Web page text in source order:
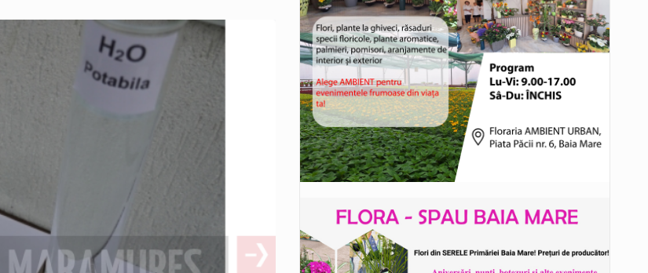
Liceul Ucrainean „Taras Șevcenko” din Sighetu Marmației, singurul liceu din România cu predare în limba ucraineană, are potențialul de a-și…
Proiectul pentru reconstrucția definitivă a podului peste râul Săsar din Baia Mare avansează într-o nouă etapă concretă. După asigurarea finanțării…
COD GALBEN. Interval de valabilitate: 07 august, ora 12.00 – 07 august, ora 23.00 / Fenomene vizate: instabilitate atmosferică, intensificări…